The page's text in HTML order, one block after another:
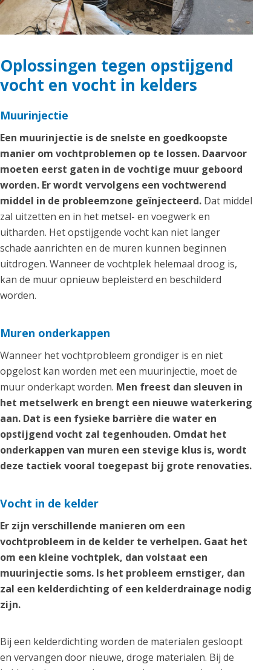
Oplossingen tegen opstijgend
vocht en vocht in kelders
Muurinjectie
Een muurinjectie is de snelste en goedkoopste
manier om vochtproblemen op te lossen. Daarvoor
moeten eerst gaten in de vochtige muur geboord
worden. Er wordt vervolgens een vochtwerend
middel in de probleemzone geïnjecteerd. Dat middel
zal uitzetten en in het metsel- en voegwerk en
uitharden. Het opstijgende vocht kan niet langer
schade aanrichten en de muren kunnen beginnen
uitdrogen. Wanneer de vochtplek helemaal droog is,
kan de muur opnieuw bepleisterd en beschilderd
worden.
Muren onderkappen
Wanneer het vochtprobleem grondiger is en niet
opgelost kan worden met een muurinjectie, moet de
muur onderkapt worden. Men freest dan sleuven in
het metselwerk en brengt een nieuwe waterkering
aan. Dat is een fysieke barrière die water en
opstijgend vocht zal tegenhouden. Omdat het
onderkappen van muren een stevige klus is, wordt
deze tactiek vooral toegepast bij grote renovaties.
Vocht in de kelder
Er zijn verschillende manieren om een
vochtprobleem in de kelder te verhelpen. Gaat het
om een kleine vochtplek, dan volstaat een
muurinjectie soms. Is het probleem ernstiger, dan
zal een kelderdichting of een kelderdrainage nodig
zijn.
Bij een kelderdichting worden de materialen gesloopt
en vervangen door nieuwe, droge materialen. Bij de